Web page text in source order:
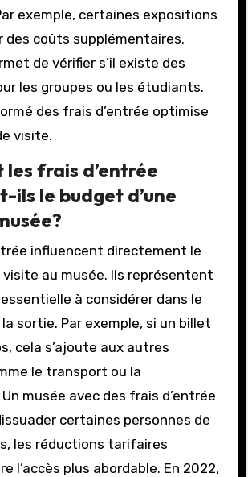
exemple, certaines expositions
des coûts supplémentaires.
de vérifier s’il existe des
les groupes ou les étudiants.
des frais d’entrée optimise
visite.
les frais d’entrée
ils le budget d’une
influencent directement le
visite au musée. Ils représentent
à considérer dans le
sortie. Par exemple, si un billet
cela s’ajoute aux autres
le transport ou la
musée avec des frais d’entrée
certaines personnes de
les réductions tarifaires
l’accès plus abordable. En 2022,